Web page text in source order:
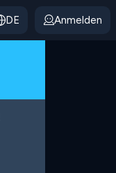
DE Anmelden